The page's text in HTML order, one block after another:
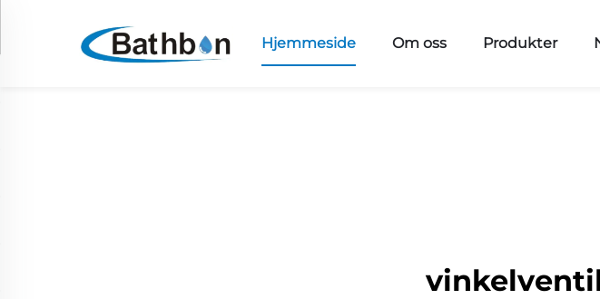
Hjemmeside Om oss Produkter